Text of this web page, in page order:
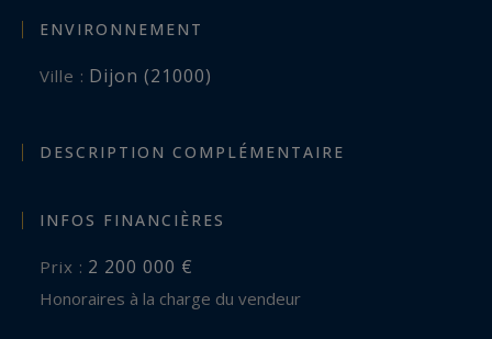
ENVIRONNEMENT
Ville : Dijon (21000)
DESCRIPTION COMPLÉMENTAIRE
INFOS FINANCIÈRES
Prix : 2 200 000 €
Honoraires à la charge du vendeur